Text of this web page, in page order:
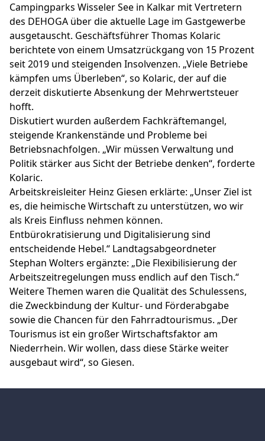
Campingparks Wisseler See in Kalkar mit Vertretern
des DEHOGA über die aktuelle Lage im Gastgewerbe
ausgetauscht. Geschäftsführer Thomas Kolaric
berichtete von einem Umsatzrückgang von 15 Prozent
seit 2019 und steigenden Insolvenzen. „Viele Betriebe
kämpfen ums Überleben“, so Kolaric, der auf die
derzeit diskutierte Absenkung der Mehrwertsteuer
hofft.
Diskutiert wurden außerdem Fachkräftemangel,
steigende Krankenstände und Probleme bei
Betriebsnachfolgen. „Wir müssen Verwaltung und
Politik stärker aus Sicht der Betriebe denken“, forderte
Kolaric.
Arbeitskreisleiter Heinz Giesen erklärte: „Unser Ziel ist
es, die heimische Wirtschaft zu unterstützen, wo wir
als Kreis Einfluss nehmen können.
Entbürokratisierung und Digitalisierung sind
entscheidende Hebel.“ Landtagsabgeordneter
Stephan Wolters ergänzte: „Die Flexibilisierung der
Arbeitszeitregelungen muss endlich auf den Tisch.“
Weitere Themen waren die Qualität des Schulessens,
die Zweckbindung der Kultur- und Förderabgabe
sowie die Chancen für den Fahrradtourismus. „Der
Tourismus ist ein großer Wirtschaftsfaktor am
Niederrhein. Wir wollen, dass diese Stärke weiter
ausgebaut wird“, so Giesen.